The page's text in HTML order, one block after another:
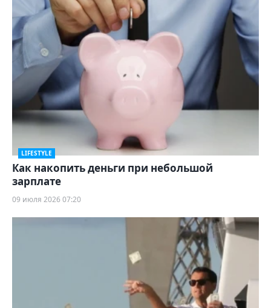
LIFESTYLE
Как накопить деньги при небольшой
зарплате
09 июля 2026 07:20